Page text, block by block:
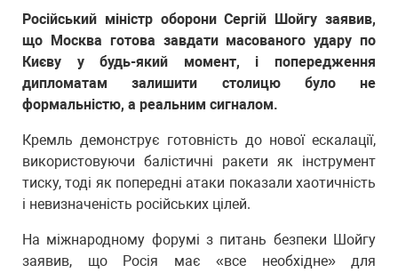
Російський міністр оборони Сергій Шойгу заявив,
що Москва готова завдати масованого удару по
Києву у будь-який момент, і попередження
дипломатам залишити столицю було не
формальністю, а реальним сигналом.
Кремль демонструє готовність до нової ескалації,
використовуючи балістичні ракети як інструмент
тиску, тоді як попередні атаки показали хаотичність
і невизначеність російських цілей.
На міжнародному форумі з питань безпеки Шойгу
заявив, що Росія має «все необхідне» для